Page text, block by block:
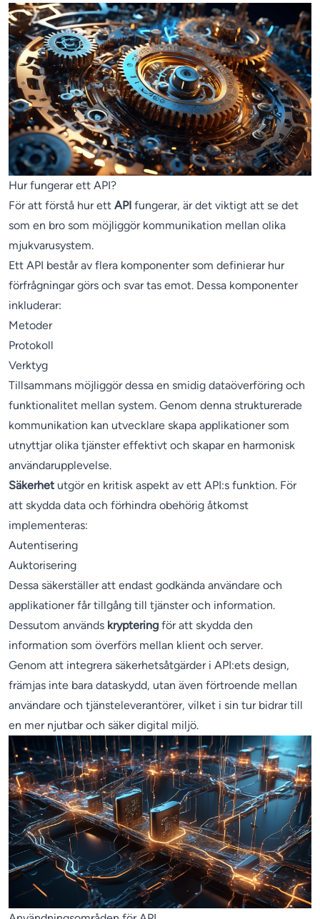
Hur fungerar ett API?
För att förstå hur ett API fungerar, är det viktigt att se det
som en bro som möjliggör kommunikation mellan olika
mjukvarusystem.
Ett API består av flera komponenter som definierar hur
förfrågningar görs och svar tas emot. Dessa komponenter
inkluderar:
Metoder
Protokoll
Verktyg
Tillsammans möjliggör dessa en smidig dataöverföring och
funktionalitet mellan system. Genom denna strukturerade
kommunikation kan utvecklare skapa applikationer som
utnyttjar olika tjänster effektivt och skapar en harmonisk
användarupplevelse.
Säkerhetutgör en kritisk aspekt av ett API:s funktion. För
att skydda data och förhindra obehörig åtkomst
implementeras:
Autentisering
Auktorisering
Dessa säkerställer att endast godkända användare och
applikationer får tillgång till tjänster och information.
Dessutom används kryptering för att skydda den
information som överförs mellan klient och server.
Genom att integrera säkerhetsåtgärder i API:ets design,
främjas inte bara dataskydd, utan även förtroende mellan
användare och tjänsteleverantörer, vilket i sin tur bidrar till
en mer njutbar och säker digital miljö.